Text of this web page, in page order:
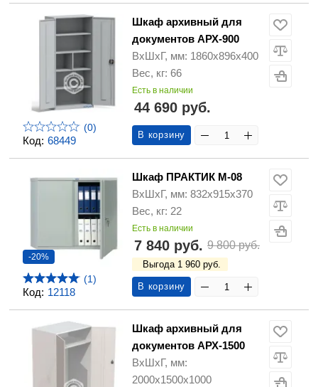
Код: 68449
(0)
Шкаф архивный для
документов АРХ-900
ВхШхГ, мм: 1860x896x400
Вес, кг: 66
Есть в наличии
44 690 руб.
В корзину
Код: 12118
-20%
(1)
Шкаф ПРАКТИК М-08
ВхШхГ, мм: 832х915х370
Вес, кг: 22
Есть в наличии
7 840 руб. 9 800 руб.
Выгода 1 960 руб.
В корзину
Шкаф архивный для
документов АРХ-1500
ВхШхГ, мм:
2000х1500х1000